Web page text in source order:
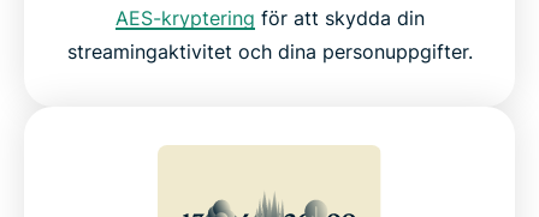
Vanliga frågor: Om Apple TV VPN
AES-kryptering för att skydda din
streamingaktivitet och dina personuppgifter.